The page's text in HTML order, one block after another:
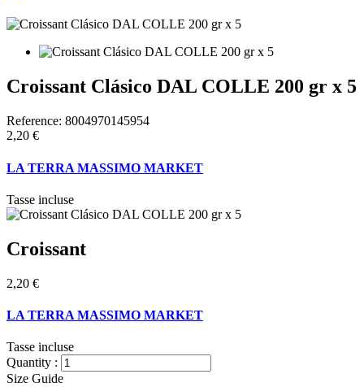
Croissant Clásico DAL COLLE 200 gr x 5
Reference: 8004970145954
2,20 €
LA TERRA MASSIMO MARKET
Tasse incluse
Croissant
2,20 €
LA TERRA MASSIMO MARKET
Tasse incluse
Quantity :
Size Guide